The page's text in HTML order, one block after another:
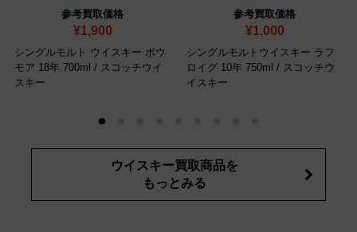
参考買取価格
¥1,900
シングルモルト ウイスキー ボウ
モア 18年 700ml / スコッチウイ
スキー
参考買取価格
¥1,000
シングルモルトウイスキー ラフ
ロイグ 10年 750ml / スコッチウ
イスキー
ウイスキー買取商品を
もっとみる